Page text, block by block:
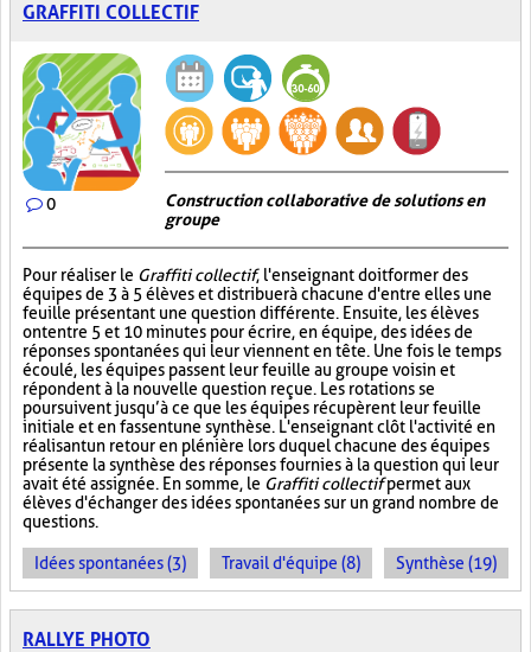
GRAFFITI COLLECTIF
0
Construction collaborative de solutions en
groupe
Pour réaliser le Graffiti collectif, l'enseignant doit former des
équipes de 3 à 5 élèves et distribuer à chacune d'entre elles une
feuille présentant une question différente. Ensuite, les élèves
ont entre 5 et 10 minutes pour écrire, en équipe, des idées de
réponses spontanées qui leur viennent en tête. Une fois le temps
écoulé, les équipes passent leur feuille au groupe voisin et
répondent à la nouvelle question reçue. Les rotations se
poursuivent jusqu’à ce que les équipes récupèrent leur feuille
initiale et en fassent une synthèse. L'enseignant clôt l'activité en
réalisant un retour en plénière lors duquel chacune des équipes
présente la synthèse des réponses fournies à la question qui leur
avait été assignée. En somme, le Graffiti collectifpermet aux
élèves d'échanger des idées spontanées sur un grand nombre de
questions.
Idées spontanées (3) Travail d'équipe (8) Synthèse (19)
RALLYE PHOTO